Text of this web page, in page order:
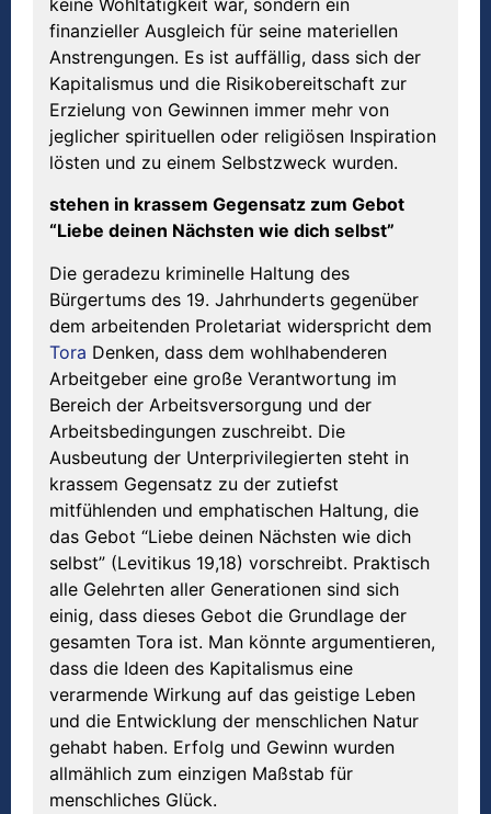
finanzieller Ausgleich für seine materiellen
Anstrengungen. Es ist auffällig, dass sich der
Kapitalismus und die Risikobereitschaft zur
Erzielung von Gewinnen immer mehr von
jeglicher spirituellen oder religiösen Inspiration
lösten und zu einem Selbstzweck wurden.
stehen in krassem Gegensatz zum Gebot
“Liebe deinen Nächsten wie dich selbst”
Die geradezu kriminelle Haltung des
Bürgertums des 19. Jahrhunderts gegenüber
dem arbeitenden Proletariat widerspricht dem
Tora Denken, dass dem wohlhabenderen
Arbeitgeber eine große Verantwortung im
Bereich der Arbeitsversorgung und der
Arbeitsbedingungen zuschreibt. Die
Ausbeutung der Unterprivilegierten steht in
krassem Gegensatz zu der zutiefst
mitfühlenden und emphatischen Haltung, die
das Gebot “Liebe deinen Nächsten wie dich
selbst” (Levitikus 19,18) vorschreibt. Praktisch
alle Gelehrten aller Generationen sind sich
einig, dass dieses Gebot die Grundlage der
gesamten Tora ist. Man könnte argumentieren,
dass die Ideen des Kapitalismus eine
verarmende Wirkung auf das geistige Leben
und die Entwicklung der menschlichen Natur
gehabt haben. Erfolg und Gewinn wurden
allmählich zum einzigen Maßstab für
menschliches Glück.